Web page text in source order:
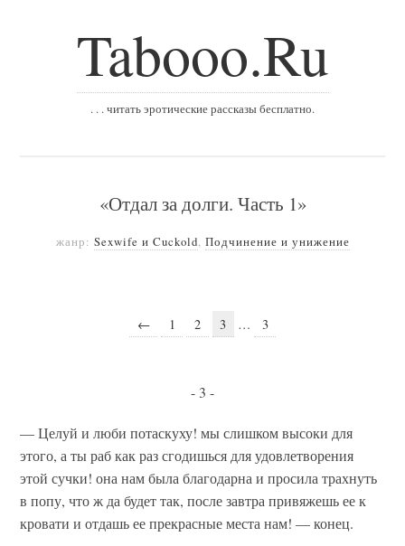
Tabooo.Ru
. . . читать эротические рассказы бесплатно.
«Отдал за долги. Часть 1»
жанр: Sexwife и Cuckold, Подчинение и унижение
← 1 2 3 … 3
- 3 -
— Целуй и люби потаскуху! мы слишком высоки для
этого, а ты раб как раз сгодишься для удовлетворения
этой сучки! она нам была благодарна и просила трахнуть
в попу, что ж да будет так, после завтра привяжешь ее к
кровати и отдашь ее прекрасные места нам! — конец.